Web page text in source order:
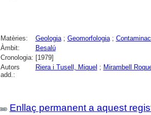
Matèries: Geologia; Geomorfologia;
Àmbit:
Besalú
Cronologia: [1979]
Autors
add.:
Riera i Tusell, Miquel ; Mirambell
Enllaç permanent a aquest